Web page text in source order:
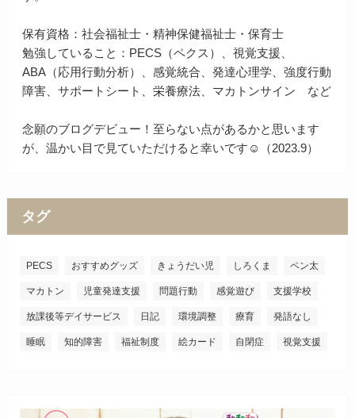
保有資格：社会福祉士・精神保健福祉士・保育士
勉強していること：PECS（ペクス）、視覚支援、
ABA（応用行動分析）、感覚統合、発達心理学、強度行動
障害、サポートシート、栄養療法、マカトンサイン など
念願のブログデビュー！至らない点があるかと思います
が、温かい目で見ていただけると幸いです☺（2023.9）
タグ
PECS おすすめグッズ きょうだい児 しろくま ペン太
マカトン 児童発達支援 問題行動 感覚遊び 支援学校
放課後等デイサービス 日記 環境調整 療育 発語なし
睡眠 知的障害 福祉制度 絵カード 自閉症 視覚支援